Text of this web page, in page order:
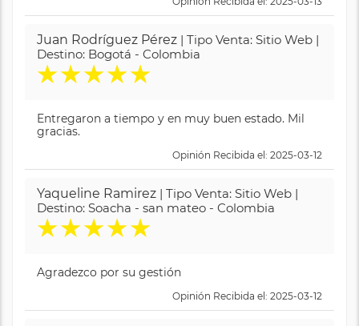
Juan Rodríguez Pérez | Tipo Venta: Sitio Web |
Destino: Bogotá - Colombia
★★★★★
Entregaron a tiempo y en muy buen estado. Mil
gracias.
Opinión Recibida el: 2025-03-12
Yaqueline Ramirez | Tipo Venta: Sitio Web |
Destino: Soacha - san mateo - Colombia
★★★★★
Agradezco por su gestión
Opinión Recibida el: 2025-03-12